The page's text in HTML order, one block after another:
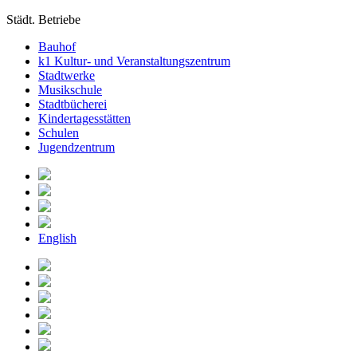
Städt. Betriebe
Bauhof
k1 Kultur- und Veranstaltungszentrum
Stadtwerke
Musikschule
Stadtbücherei
Kindertagesstätten
Schulen
Jugendzentrum
English